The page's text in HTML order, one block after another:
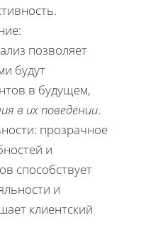
позволяет
будут
в будущем,
в их поведении.
прозрачное
и
способствует
и
клиентский